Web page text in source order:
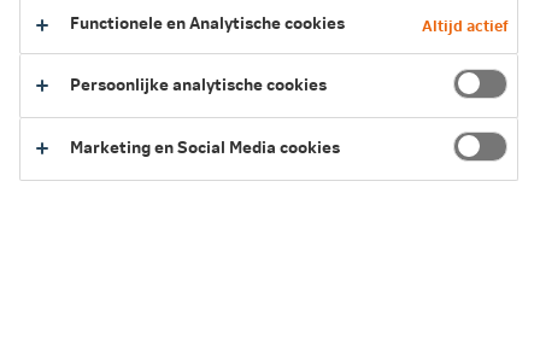
2025
Terug naar het overzicht van vergoedingen
Functionele en Analytische cookies Altijd actief
Persoonlijke analytische cookies
Marketing en Social Media cookies